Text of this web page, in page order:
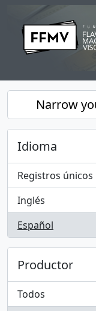
Skip to main content
Narrow
Idioma
Registros únicos
, 1 resultados
Inglés
, 1 resultados
Español
, 1 resultados
Productor
Todos